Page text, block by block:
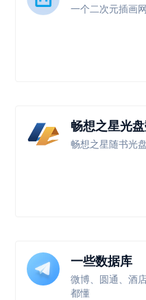
一个二次元插画
畅想之星光
畅想之星随书光
一些数据库
微博、圆通、酒
都懂